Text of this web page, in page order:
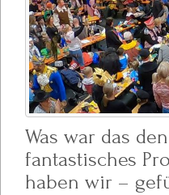
Was war das
fantastisches
haben wir –